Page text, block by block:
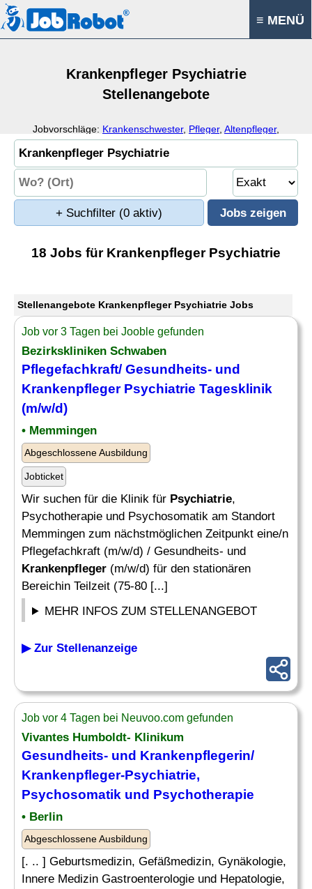
≡ MENÜ
Krankenpfleger Psychiatrie
Stellenangebote
Jobvorschläge: Krankenschwester, Pfleger, Altenpfleger,
Gesundheits- und Krankenpfleger
+ Suchfilter (0 aktiv)
18 Jobs für Krankenpfleger Psychiatrie
Stellenangebote Krankenpfleger Psychiatrie Jobs
Job vor 3 Tagen bei Jooble gefunden
Bezirkskliniken Schwaben
Pflegefachkraft/ Gesundheits- und
Krankenpfleger Psychiatrie Tagesklinik
(m/w/d)
• Memmingen
Abgeschlossene Ausbildung
Jobticket
Wir suchen für die Klinik für Psychiatrie,
Psychotherapie und Psychosomatik am Standort
Memmingen zum nächstmöglichen Zeitpunkt eine/n
Pflegefachkraft (m/w/d) / Gesundheits- und
Krankenpfleger (m/w/d) für den stationären
Bereichin Teilzeit (75-80 [...]
MEHR INFOS ZUM STELLENANGEBOT
▶ Zur Stellenanzeige
Job vor 4 Tagen bei Neuvoo.com gefunden
Vivantes Humboldt- Klinikum
Gesundheits- und Krankenpflegerin/
Krankenpfleger-Psychiatrie,
Psychosomatik und Psychotherapie
• Berlin
Abgeschlossene Ausbildung
[. .. ] Geburtsmedizin, Gefäßmedizin, Gynäkologie,
Innere Medizin Gastroenterologie und Hepatologie,